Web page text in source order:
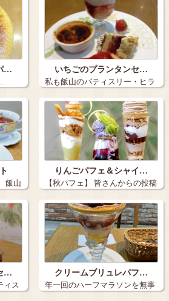
… いちごのプランタンセ…
私も飯山のパティスリー・ヒラ
ノさんでいち…
飯山
りんごパフェ＆シャイ…
【秋パフェ】 皆さんからの投稿
も多く、…
…
ィス
クリームブリュレパフ…
年一回のハーフマラソンを無事